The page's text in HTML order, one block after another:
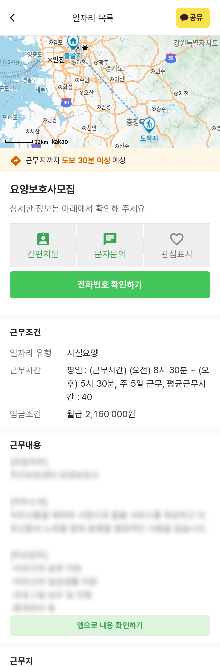
일자리 목록 공유
32km
32km
32km
32km
32km
32km
근무지까지 도보 30분 이상 예상
요양보호사모집
상세한 정보는 아래에서 확인해 주세요
간편지원 문자문의 관심표시
전화번호 확인하기
근무조건
일자리 유형
시설요양
근무시간
평일 : (근무시간) (오전) 8시 30분 ~ (오
후) 5시 30분, 주 5일 근무, 평균근무시
간 : 40
임금조건
월급 2,160,000원
근무내용
-어르신의 송영 지원
앱으로 내용 확인하기
근무지